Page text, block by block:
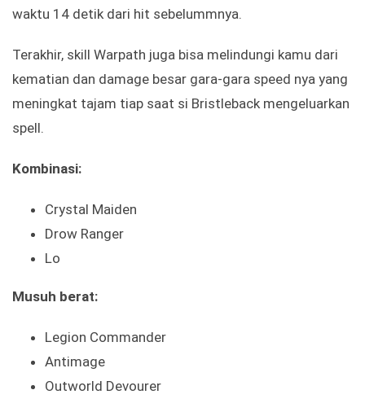
waktu 14 detik dari hit sebelummnya.
Terakhir, skill Warpath juga bisa melindungi kamu dari
kematian dan damage besar gara-gara speed nya yang
meningkat tajam tiap saat si Bristleback mengeluarkan
spell.
Kombinasi:
Crystal Maiden
Drow Ranger
Lo
Musuh berat:
Legion Commander
Antimage
Outworld Devourer